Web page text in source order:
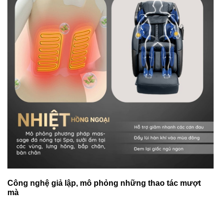
Công nghệ giả lập, mô phỏng những thao tác mượt
mà